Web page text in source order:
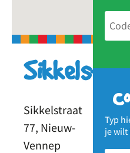
Typ
je wilt
Sikkelstraat
77, Nieuw-
Vennep